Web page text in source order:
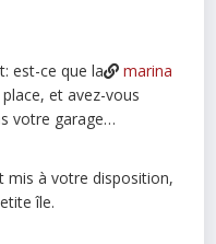
est-ce que la
marina
et avez-vous
votre garage…
mis à votre disposition,
île.